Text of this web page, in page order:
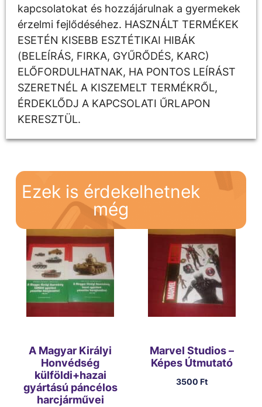
kapcsolatokat és hozzájárulnak a gyermekek
érzelmi fejlődéséhez. HASZNÁLT TERMÉKEK
ESETÉN KISEBB ESZTÉTIKAI HIBÁK
(BELEÍRÁS, FIRKA, GYŰRŐDÉS, KARC)
ELŐFORDULHATNAK, HA PONTOS LEÍRÁST
SZERETNÉL A KISZEMELT TERMÉKRŐL,
ÉRDEKLŐDJ A KAPCSOLATI ŰRLAPON
KERESZTÜL.
Ezek is érdekelhetnek
még
A Magyar Királyi
Honvédség
külföldi+hazai
gyártású páncélos
harcjárművei
Marvel Studios –
Képes Útmutató
3500 Ft